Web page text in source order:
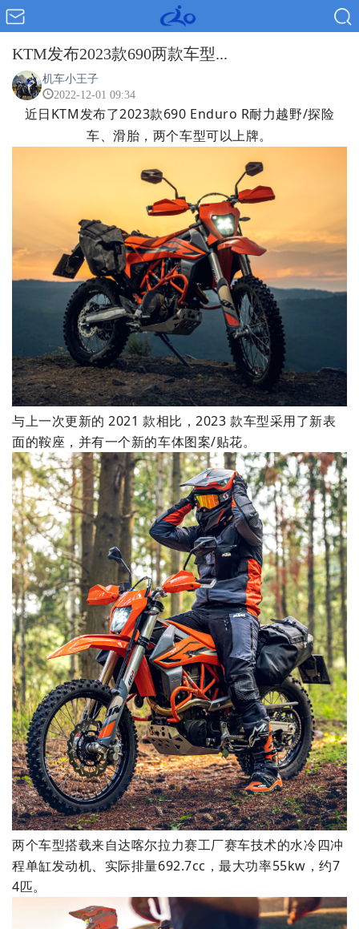
KTM发布2023款690两款车型...
机车小王子
2022-12-01 09:34
近日KTM发布了2023款690 Enduro R耐力越野/探险
车、滑胎，两个车型可以上牌。
与上一次更新的 2021 款相比，2023 款车型采用了新表
面的鞍座，并有一个新的车体图案/贴花。
两个车型搭载来自达喀尔拉力赛工厂赛车技术的水冷四冲
程单缸发动机、实际排量692.7cc，最大功率55kw，约7
4匹。